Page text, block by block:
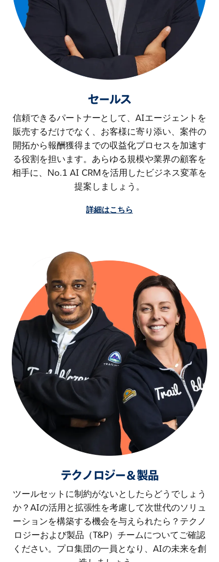
セールス
信頼できるパートナーとして、AIエージェントを
販売するだけでなく、お客様に寄り添い、案件の
開拓から報酬獲得までの収益化プロセスを加速す
る役割を担います。あらゆる規模や業界の顧客を
相手に、No.1 AI CRMを活用したビジネス変革を
提案しましょう。
詳細はこちら
テクノロジー＆製品
ツールセットに制約がないとしたらどうでしょう
か？AIの活用と拡張性を考慮して次世代のソリュ
ーションを構築する機会を与えられたら？テクノ
ロジーおよび製品（T&P）チームについてご確認
ください。プロ集団の一員となり、AIの未来を創